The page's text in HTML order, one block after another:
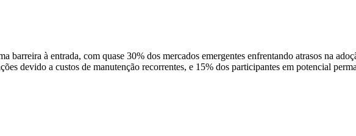
barreira à entrada, com quase 30% dos mercados emergentes enfrentando atrasos na
devido a custos de manutenção recorrentes, e 15% dos participantes em potencial